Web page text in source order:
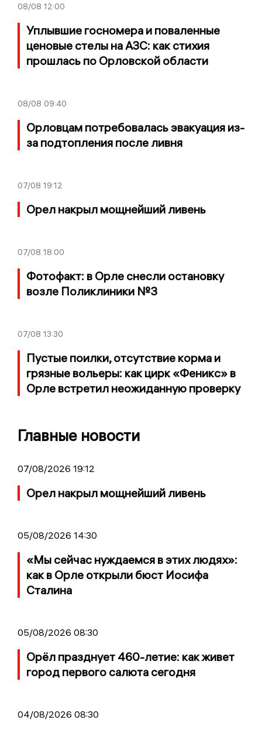
08/08 12:00
Уплывшие госномера и поваленные
ценовые стелы на АЗС: как стихия
прошлась по Орловской области
08/08 09:40
Орловцам потребовалась эвакуация из-
за подтопления после ливня
07/08 19:12
Орел накрыл мощнейший ливень
07/08 18:00
Фотофакт: в Орле снесли остановку
возле Поликлиники №3
07/08 13:30
Пустые поилки, отсутствие корма и
грязные вольеры: как цирк «Феникс» в
Орле встретил неожиданную проверку
Главные новости
07/08/2026 19:12
Орел накрыл мощнейший ливень
05/08/2026 14:30
«Мы сейчас нуждаемся в этих людях»:
как в Орле открыли бюст Иосифа
Сталина
05/08/2026 08:30
Орёл празднует 460-летие: как живет
город первого салюта сегодня
04/08/2026 08:30